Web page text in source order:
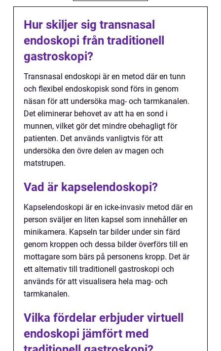
Hur skiljer sig transnasal
endoskopi från traditionell
gastroskopi?
Transnasal endoskopi är en metod där en tunn
och flexibel endoskopisk sond förs in genom
näsan för att undersöka mag- och tarmkanalen.
Det eliminerar behovet av att ha en sond i
munnen, vilket gör det mindre obehagligt för
patienten. Det används vanligtvis för att
undersöka den övre delen av magen och
matstrupen.
Vad är kapselendoskopi?
Kapselendoskopi är en icke-invasiv metod där en
person sväljer en liten kapsel som innehåller en
minikamera. Kapseln tar bilder under sin färd
genom kroppen och dessa bilder överförs till en
mottagare som bärs på personens kropp. Det är
ett alternativ till traditionell gastroskopi och
används för att visualisera hela mag- och
tarmkanalen.
Vilka fördelar erbjuder virtuell
endoskopi jämfört med